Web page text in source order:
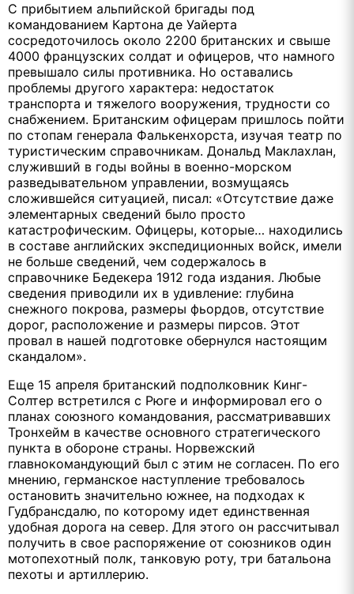
С прибытием альпийской бригады под
командованием Картона де Уайерта
сосредоточилось около 2200 британских и свыше
4000 французских солдат и офицеров, что намного
превышало силы противника. Но оставались
проблемы другого характера: недостаток
транспорта и тяжелого вооружения, трудности со
снабжением. Британским офицерам пришлось пойти
по стопам генерала Фалькенхорста, изучая театр по
туристическим справочникам. Дональд Маклахлан,
служивший в годы войны в военно-морском
разведывательном управлении, возмущаясь
сложившейся ситуацией, писал: «Отсутствие даже
элементарных сведений было просто
катастрофическим. Офицеры, которые… находились
в составе английских экспедиционных войск, имели
не больше сведений, чем содержалось в
справочнике Бедекера 1912 года издания. Любые
сведения приводили их в удивление: глубина
снежного покрова, размеры фьордов, отсутствие
дорог, расположение и размеры пирсов. Этот
провал в нашей подготовке обернулся настоящим
скандалом».
Еще 15 апреля британский подполковник Кинг-
Солтер встретился с Рюге и информировал его о
планах союзного командования, рассматривавших
Тронхейм в качестве основного стратегического
пункта в обороне страны. Норвежский
главнокомандующий был с этим не согласен. По его
мнению, германское наступление требовалось
остановить значительно южнее, на подходах к
Гудбрансдалю, по которому идет единственная
удобная дорога на север. Для этого он рассчитывал
получить в свое распоряжение от союзников один
мотопехотный полк, танковую роту, три батальона
пехоты и артиллерию.